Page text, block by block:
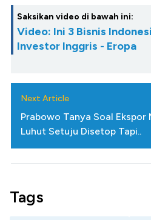
Saksikan video di bawah ini:
Video: Ini 3 Bisnis
Investor Inggris - Eropa
Next Article
Prabowo Tanya Soal Ekspor
Luhut Setuju Disetop Tapi..
Tags